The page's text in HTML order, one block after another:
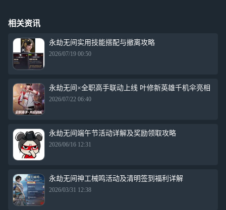
相关资讯
永劫无间实用技能搭配与撤离攻略
2026/07/19 00:50
永劫无间×全职高手联动上线 叶修新英雄千机伞亮相
2026/07/22 06:40
永劫无间端午节活动详解及奖励领取攻略
2026/06/16 12:31
永劫无间神工械鸣活动及清明签到福利详解
2026/03/31 12:38